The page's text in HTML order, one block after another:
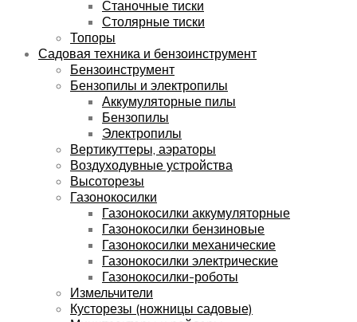
Станочные тиски
Столярные тиски
Топоры
Садовая техника и бензоинструмент
Бензоинструмент
Бензопилы и электропилы
Аккумуляторные пилы
Бензопилы
Электропилы
Вертикуттеры, аэраторы
Воздуходувные устройства
Высоторезы
Газонокосилки
Газонокосилки аккумуляторные
Газонокосилки бензиновые
Газонокосилки механические
Газонокосилки электрические
Газонокосилки-роботы
Измельчители
Кусторезы (ножницы садовые)